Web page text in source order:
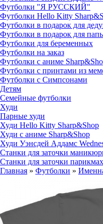
Футболки "Я РУССКИЙ"
Футболки Hello Kitty
Футболки в подарок для
Футболки в подарок для
Футболки для беременных
Футболки на заказ
Футболки с аниме
Футболки с принтами из
Футболки с Симпсонами
Детям
Семейные футболки
Худи
Парные худи
Худи Hello Kitty Sharp&Shop
Худи с аниме Sharp&Shop
Худи Уэнсдей Аддамс
Станки для заточки
Станки для заточки
Главная » Футболки »